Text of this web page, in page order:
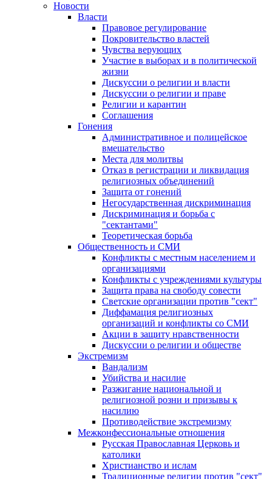
Новости
Власти
Правовое регулирование
Покровительство властей
Чувства верующих
Участие в выборах и в политической
жизни
Дискуссии о религии и власти
Дискуссии о религии и праве
Религии и карантин
Соглашения
Гонения
Административное и полицейское
вмешательство
Места для молитвы
Отказ в регистрации и ликвидация
религиозных объединений
Защита от гонений
Негосударственная дискриминация
Дискриминация и борьба с
"сектантами"
Теоретическая борьба
Общественность и СМИ
Конфликты с местным населением и
организациями
Конфликты с учреждениями культуры
Защита права на свободу совести
Светские организации против "сект"
Диффамация религиозных
организаций и конфликты со СМИ
Акции в защиту нравственности
Дискуссии о религии и обществе
Экстремизм
Вандализм
Убийства и насилие
Разжигание национальной и
религиозной розни и призывы к
насилию
Противодействие экстремизму
Межконфессиональные отношения
Русская Православная Церковь и
католики
Христианство и ислам
Традиционные религии против "сект"